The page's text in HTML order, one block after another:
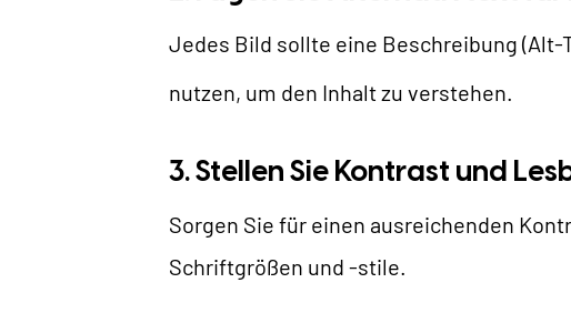
Jedes Bild sollte eine Beschreibung (Alt-
nutzen, um den Inhalt zu verstehen.
3. Stellen Sie Kontrast und
Sorgen Sie für einen ausreichenden
Schriftgrößen und -stile.